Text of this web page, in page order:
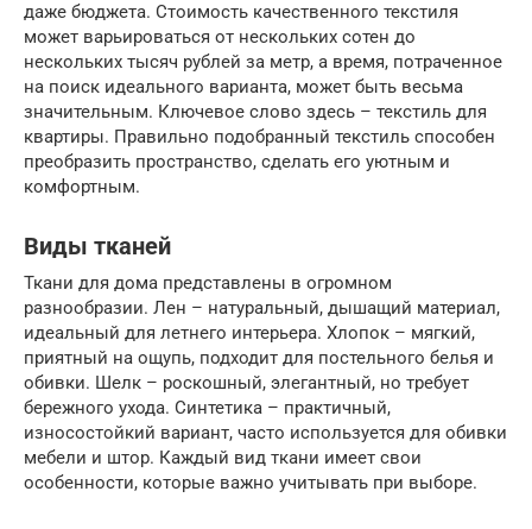
даже бюджета. Стоимость качественного текстиля
может варьироваться от нескольких сотен до
нескольких тысяч рублей за метр, а время, потраченное
на поиск идеального варианта, может быть весьма
значительным. Ключевое слово здесь – текстиль для
квартиры. Правильно подобранный текстиль способен
преобразить пространство, сделать его уютным и
комфортным.
Виды тканей
Ткани для дома представлены в огромном
разнообразии. Лен – натуральный, дышащий материал,
идеальный для летнего интерьера. Хлопок – мягкий,
приятный на ощупь, подходит для постельного белья и
обивки. Шелк – роскошный, элегантный, но требует
бережного ухода. Синтетика – практичный,
износостойкий вариант, часто используется для обивки
мебели и штор. Каждый вид ткани имеет свои
особенности, которые важно учитывать при выборе.